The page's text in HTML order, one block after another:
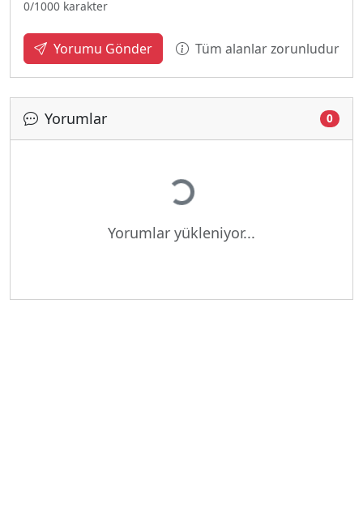
0/1000 karakter
Yorumu Gönder Tüm alanlar zorunludur
Yorumlar 0
Yükleniyor...
Yorumlar yükleniyor...